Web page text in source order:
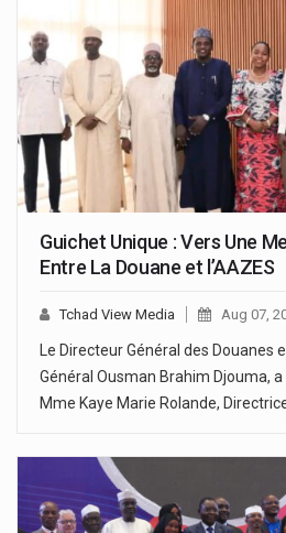
Guichet Unique : Vers Une
Entre La Douane et l’AAZES
Tchad View Media Aug 07,
Le Directeur Général des Douanes
Général Ousman Brahim Djouma,
Mme Kaye Marie Rolande,